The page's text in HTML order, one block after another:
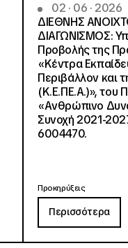
02 · 06 · 2026
ΔΙΕΘΝΗΣ
ΔΙΑΓΩΝΙΣΜΟΣ:
Προβολής της
«Κέντρα
Περιβάλλον και
(Κ.Ε.ΠΕ.Α.)», του
«Ανθρώπινο
Συνοχή 2021-
6004470.
Προκηρύξεις
Περισσότερα